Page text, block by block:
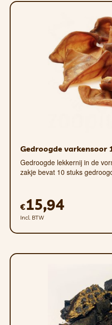
Gedroogde varkensoor
Gedroogde lekkernij in de
zakje bevat 10 stuks
€15,94
Incl. BTW